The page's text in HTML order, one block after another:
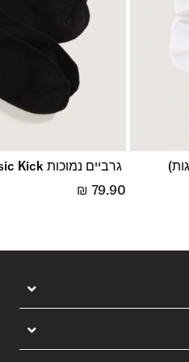
גרביים נמוכות Classic Kick (3 זוגות)
₪ 79.90